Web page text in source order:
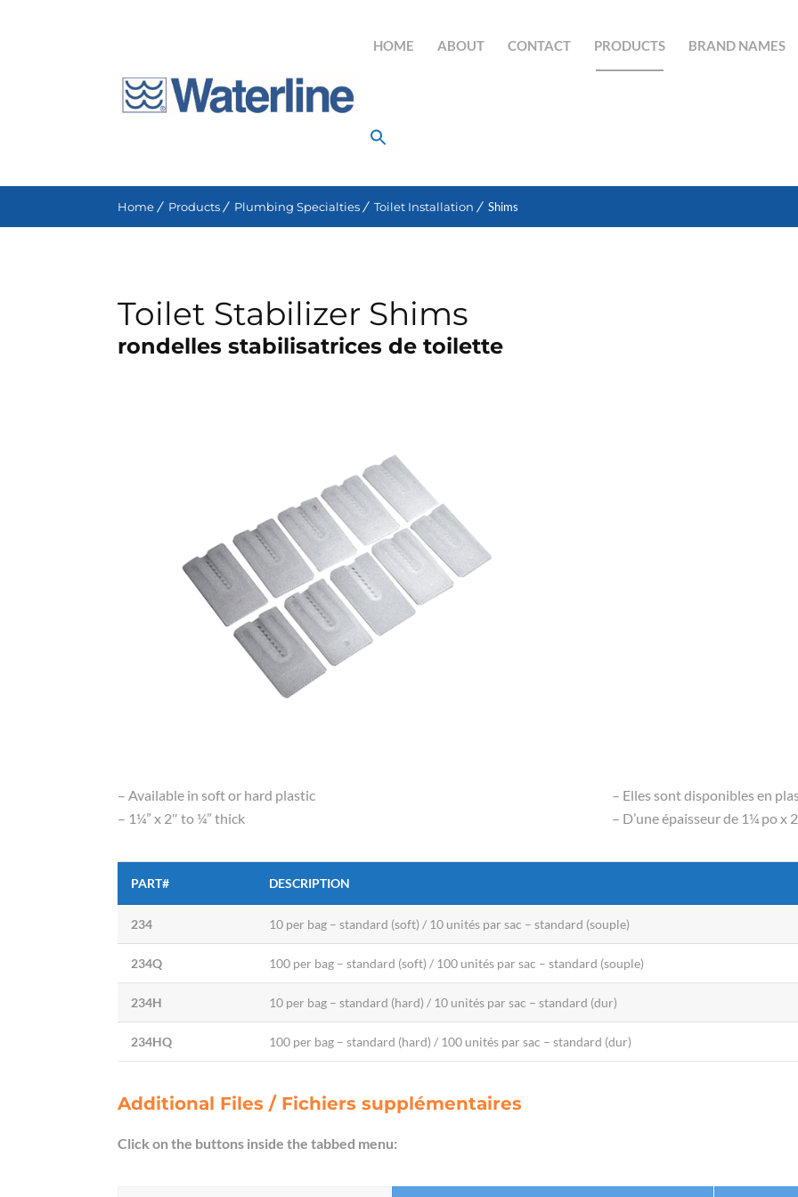
HOME ABOUT CONTACT PRODUCTS BRAND NAMES
Home Products Plumbing Specialties Toilet Installation Shims
Toilet Stabilizer Shims
rondelles stabilisatrices de toilette
– Available in soft or hard plastic
– 1¼” x 2″ to ¼” thick
– Elles sont disponibles en
– D’une épaisseur de 1¼ po x
PART# DESCRIPTION
234 10 per bag – standard (soft) / 10 unités par sac – standard (souple)
234Q 100 per bag – standard (soft) / 100 unités par sac – standard (souple)
234H 10 per bag – standard (hard) / 10 unités par sac – standard (dur)
234HQ 100 per bag – standard (hard) / 100 unités par sac – standard (dur)
Additional Files / Fichiers supplémentaires
Click on the buttons inside the tabbed menu: